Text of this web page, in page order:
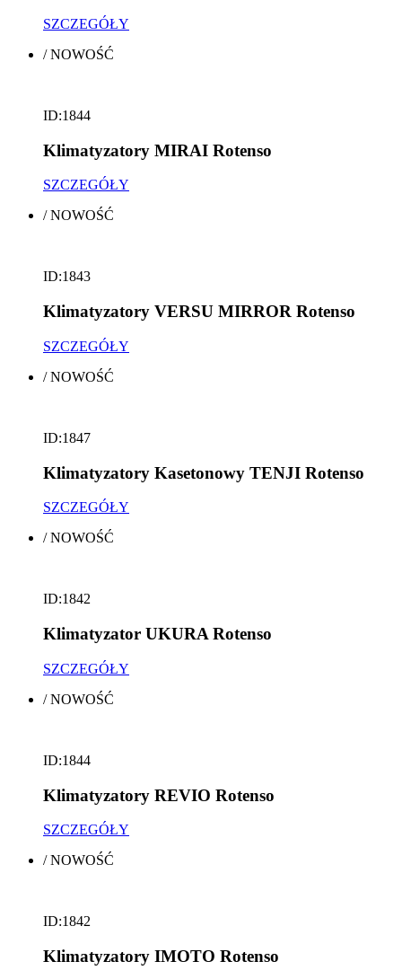
SZCZEGÓŁY
/NOWOŚĆ
ID:1844
Klimatyzatory MIRAI Rotenso
SZCZEGÓŁY
/NOWOŚĆ
ID:1843
Klimatyzatory VERSU MIRROR Rotenso
SZCZEGÓŁY
/NOWOŚĆ
ID:1847
Klimatyzatory Kasetonowy TENJI Rotenso
SZCZEGÓŁY
/NOWOŚĆ
ID:1842
Klimatyzator UKURA Rotenso
SZCZEGÓŁY
/NOWOŚĆ
ID:1844
Klimatyzatory REVIO Rotenso
SZCZEGÓŁY
/NOWOŚĆ
ID:1842
Klimatyzatory IMOTO Rotenso